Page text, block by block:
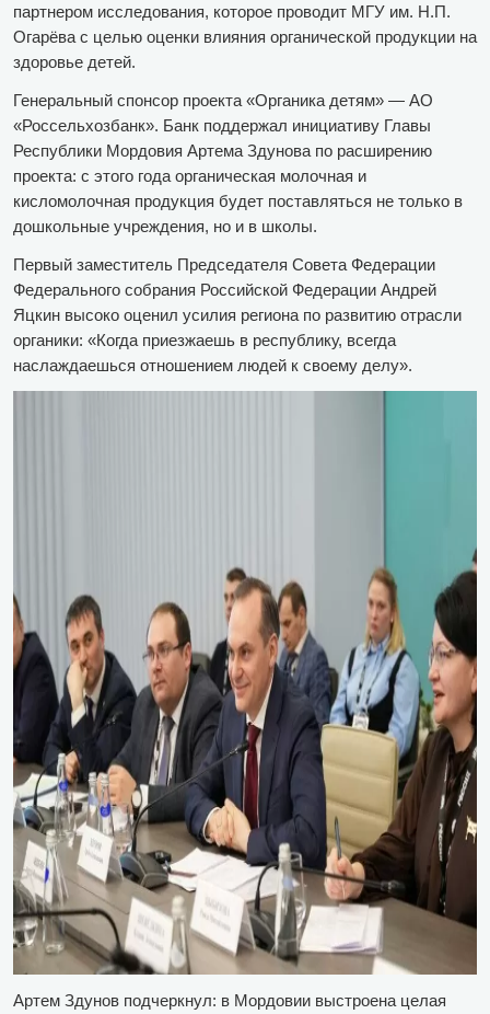
партнером исследования, которое проводит МГУ им. Н.П.
Огарёва с целью оценки влияния органической продукции на
здоровье детей.
Генеральный спонсор проекта «Органика детям» — АО
«Россельхозбанк». Банк поддержал инициативу Главы
Республики Мордовия Артема Здунова по расширению
проекта: с этого года органическая молочная и
кисломолочная продукция будет поставляться не только в
дошкольные учреждения, но и в школы.
Первый заместитель Председателя Совета Федерации
Федерального собрания Российской Федерации Андрей
Яцкин высоко оценил усилия региона по развитию отрасли
органики: «Когда приезжаешь в республику, всегда
наслаждаешься отношением людей к своему делу».
Артем Здунов подчеркнул: в Мордовии выстроена целая